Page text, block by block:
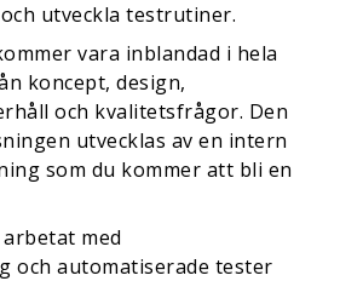
utveckla testrutiner.
vara inblandad i hela
koncept, design,
och kvalitetsfrågor. Den
utvecklas av en intern
som du kommer att bli en
med
och automatiserade tester